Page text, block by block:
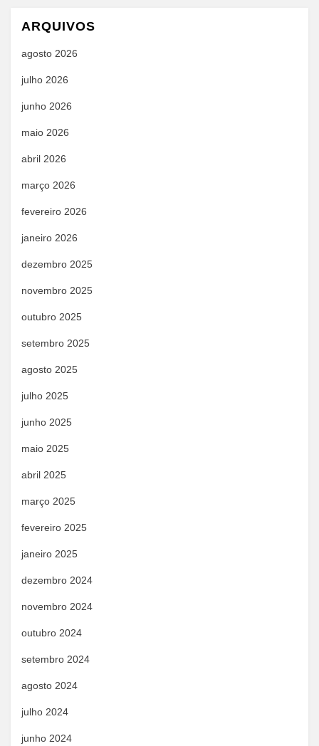
ARQUIVOS
agosto 2026
julho 2026
junho 2026
maio 2026
abril 2026
março 2026
fevereiro 2026
janeiro 2026
dezembro 2025
novembro 2025
outubro 2025
setembro 2025
agosto 2025
julho 2025
junho 2025
maio 2025
abril 2025
março 2025
fevereiro 2025
janeiro 2025
dezembro 2024
novembro 2024
outubro 2024
setembro 2024
agosto 2024
julho 2024
junho 2024